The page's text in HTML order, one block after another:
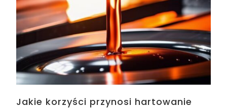
Jakie korzyści przynosi hartowanie